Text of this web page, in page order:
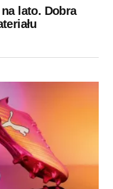
lato. Dobra